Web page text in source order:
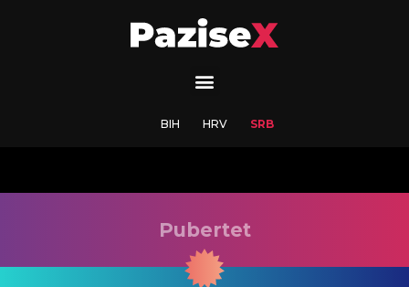
BIH HRV SRB
Pubertet